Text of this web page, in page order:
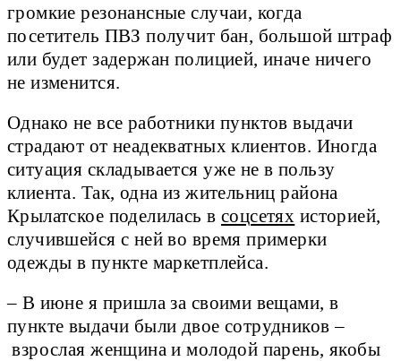
громкие резонансные случаи, когда
посетитель ПВЗ получит бан, большой штраф
или будет задержан полицией, иначе ничего
не изменится.
Однако не все работники пунктов выдачи
страдают от неадекватных клиентов. Иногда
ситуация складывается уже не в пользу
клиента. Так, одна из жительниц района
Крылатское поделилась в соцсетях историей,
случившейся с ней во время примерки
одежды в пункте маркетплейса.
– В июне я пришла за своими вещами, в
пункте выдачи были двое сотрудников –
взрослая женщина и молодой парень, якобы